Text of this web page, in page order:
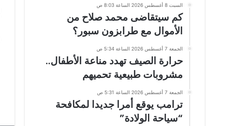
السبت 8 أغسطس 2026 الساعة 8:03 ص
كم سيتقاضى محمد صلاح من
الأموال مع طرابزون سبور؟
الجمعة 7 أغسطس 2026 الساعة 5:34 ص
حرارة الصيف تهدد مناعة الأطفال..
مشروبات طبيعية تحميهم
الجمعة 7 أغسطس 2026 الساعة 5:31 ص
ترامب يوقع أمرا جديدا لمكافحة
“سياحة الولادة”